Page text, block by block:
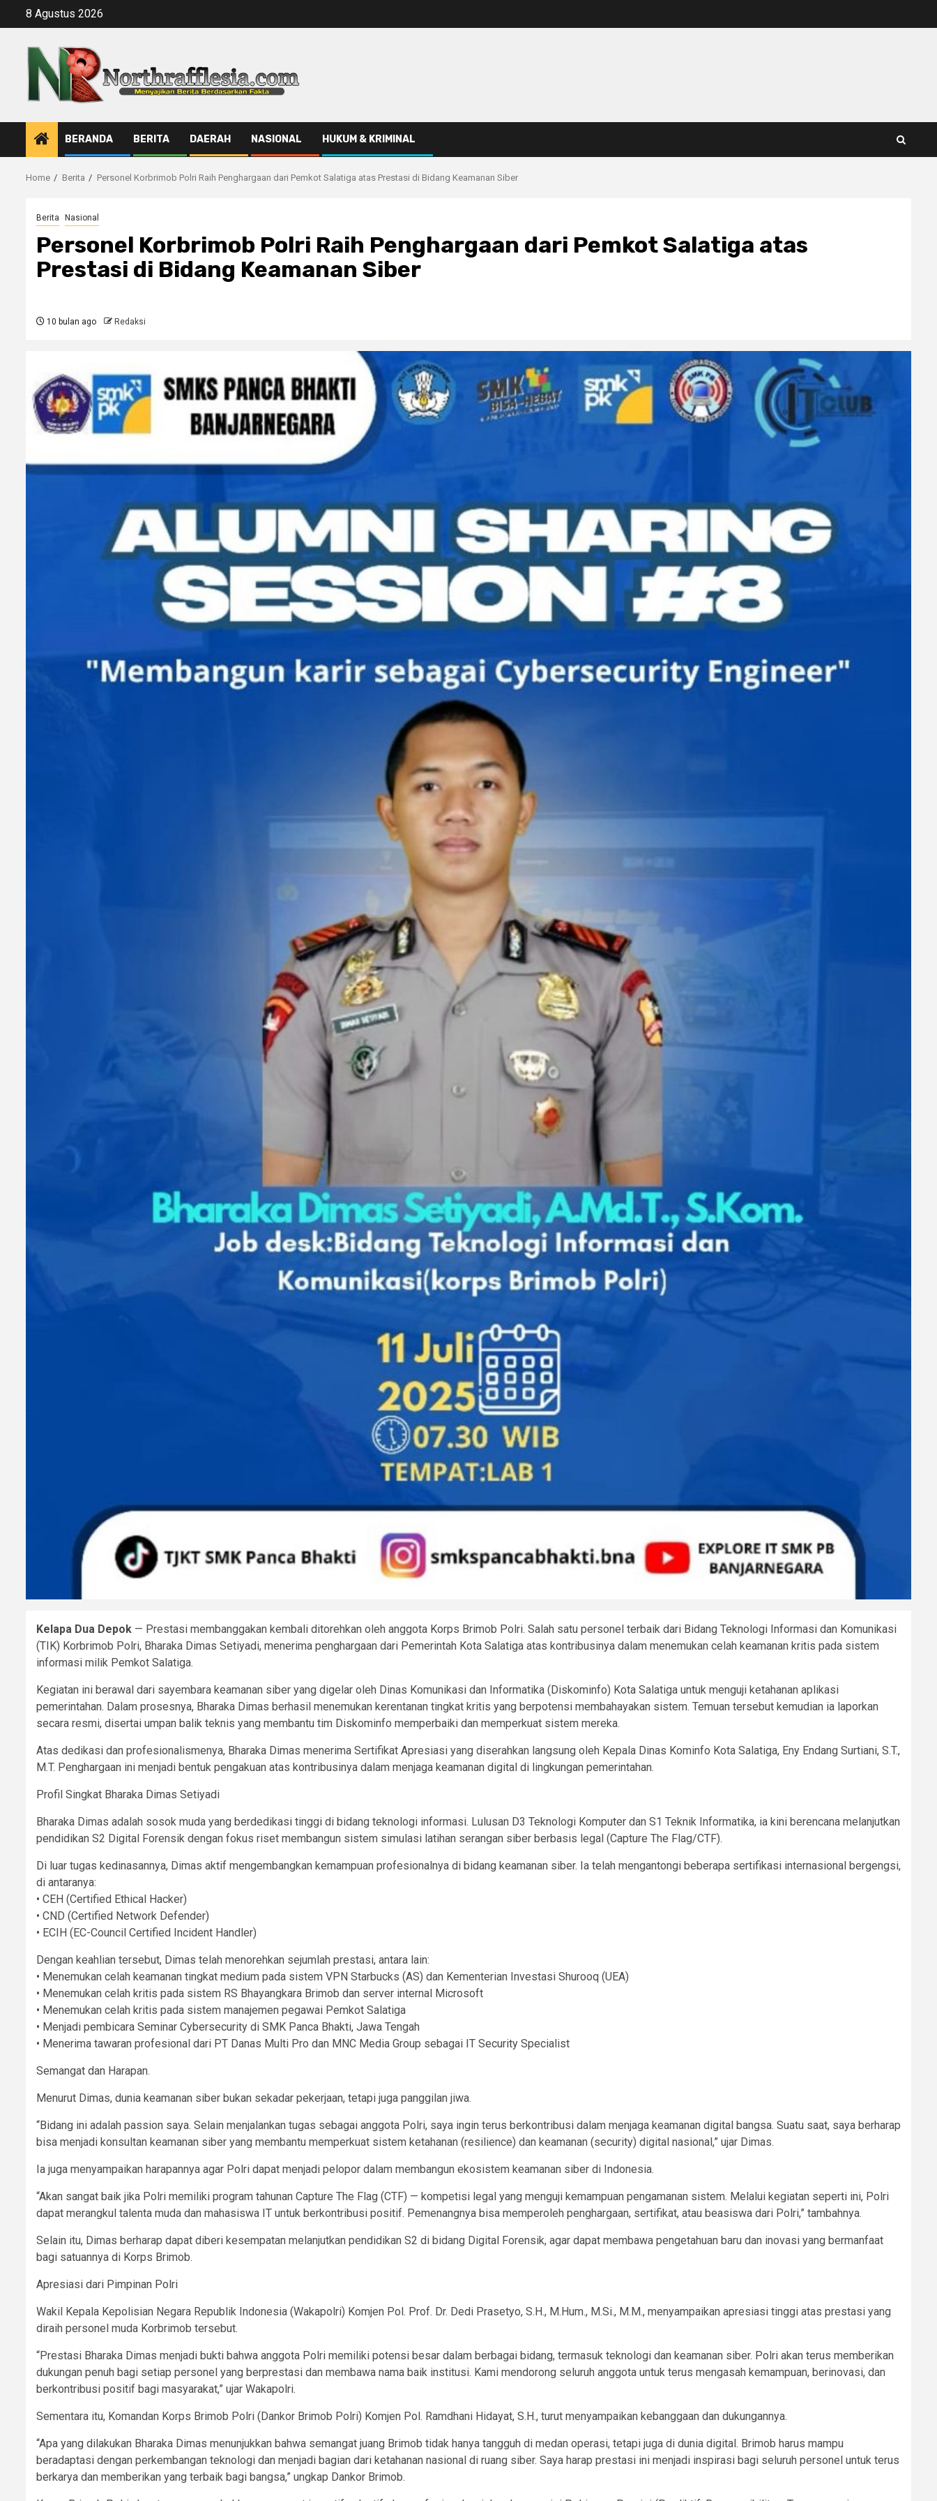
8 Agustus 2026
BERANDA BERITA DAERAH NASIONAL HUKUM & KRIMINAL
Home Berita Personel Korbrimob Polri Raih Penghargaan dari Pemkot Salatiga atas Prestasi di Bidang Keamanan Siber
Berita Nasional
Personel Korbrimob Polri Raih Penghargaan dari Pemkot Salatiga atas
Prestasi di Bidang Keamanan Siber
10 bulan ago Redaksi
Kelapa Dua Depok — Prestasi membanggakan kembali ditorehkan oleh anggota Korps Brimob Polri. Salah satu personel terbaik dari Bidang Teknologi Informasi dan Komunikasi
(TIK) Korbrimob Polri, Bharaka Dimas Setiyadi, menerima penghargaan dari Pemerintah Kota Salatiga atas kontribusinya dalam menemukan celah keamanan kritis pada sistem
informasi milik Pemkot Salatiga.
Kegiatan ini berawal dari sayembara keamanan siber yang digelar oleh Dinas Komunikasi dan Informatika (Diskominfo) Kota Salatiga untuk menguji ketahanan aplikasi
pemerintahan. Dalam prosesnya, Bharaka Dimas berhasil menemukan kerentanan tingkat kritis yang berpotensi membahayakan sistem. Temuan tersebut kemudian ia laporkan
secara resmi, disertai umpan balik teknis yang membantu tim Diskominfo memperbaiki dan memperkuat sistem mereka.
Atas dedikasi dan profesionalismenya, Bharaka Dimas menerima Sertifikat Apresiasi yang diserahkan langsung oleh Kepala Dinas Kominfo Kota Salatiga, Eny Endang Surtiani, S.T.,
M.T. Penghargaan ini menjadi bentuk pengakuan atas kontribusinya dalam menjaga keamanan digital di lingkungan pemerintahan.
Profil Singkat Bharaka Dimas Setiyadi
Bharaka Dimas adalah sosok muda yang berdedikasi tinggi di bidang teknologi informasi. Lulusan D3 Teknologi Komputer dan S1 Teknik Informatika, ia kini berencana melanjutkan
pendidikan S2 Digital Forensik dengan fokus riset membangun sistem simulasi latihan serangan siber berbasis legal (Capture The Flag/CTF).
Di luar tugas kedinasannya, Dimas aktif mengembangkan kemampuan profesionalnya di bidang keamanan siber. Ia telah mengantongi beberapa sertifikasi internasional bergengsi,
di antaranya:
• CEH (Certified Ethical Hacker)
• CND (Certified Network Defender)
• ECIH (EC-Council Certified Incident Handler)
Dengan keahlian tersebut, Dimas telah menorehkan sejumlah prestasi, antara lain:
• Menemukan celah keamanan tingkat medium pada sistem VPN Starbucks (AS) dan Kementerian Investasi Shurooq (UEA)
• Menemukan celah kritis pada sistem RS Bhayangkara Brimob dan server internal Microsoft
• Menemukan celah kritis pada sistem manajemen pegawai Pemkot Salatiga
• Menjadi pembicara Seminar Cybersecurity di SMK Panca Bhakti, Jawa Tengah
• Menerima tawaran profesional dari PT Danas Multi Pro dan MNC Media Group sebagai IT Security Specialist
Semangat dan Harapan.
Menurut Dimas, dunia keamanan siber bukan sekadar pekerjaan, tetapi juga panggilan jiwa.
“Bidang ini adalah passion saya. Selain menjalankan tugas sebagai anggota Polri, saya ingin terus berkontribusi dalam menjaga keamanan digital bangsa. Suatu saat, saya berharap
bisa menjadi konsultan keamanan siber yang membantu memperkuat sistem ketahanan (resilience) dan keamanan (security) digital nasional,” ujar Dimas.
Ia juga menyampaikan harapannya agar Polri dapat menjadi pelopor dalam membangun ekosistem keamanan siber di Indonesia.
“Akan sangat baik jika Polri memiliki program tahunan Capture The Flag (CTF) — kompetisi legal yang menguji kemampuan pengamanan sistem. Melalui kegiatan seperti ini, Polri
dapat merangkul talenta muda dan mahasiswa IT untuk berkontribusi positif. Pemenangnya bisa memperoleh penghargaan, sertifikat, atau beasiswa dari Polri,” tambahnya.
Selain itu, Dimas berharap dapat diberi kesempatan melanjutkan pendidikan S2 di bidang Digital Forensik, agar dapat membawa pengetahuan baru dan inovasi yang bermanfaat
bagi satuannya di Korps Brimob.
Apresiasi dari Pimpinan Polri
Wakil Kepala Kepolisian Negara Republik Indonesia (Wakapolri) Komjen Pol. Prof. Dr. Dedi Prasetyo, S.H., M.Hum., M.Si., M.M., menyampaikan apresiasi tinggi atas prestasi yang
diraih personel muda Korbrimob tersebut.
“Prestasi Bharaka Dimas menjadi bukti bahwa anggota Polri memiliki potensi besar dalam berbagai bidang, termasuk teknologi dan keamanan siber. Polri akan terus memberikan
dukungan penuh bagi setiap personel yang berprestasi dan membawa nama baik institusi. Kami mendorong seluruh anggota untuk terus mengasah kemampuan, berinovasi, dan
berkontribusi positif bagi masyarakat,” ujar Wakapolri.
Sementara itu, Komandan Korps Brimob Polri (Dankor Brimob Polri) Komjen Pol. Ramdhani Hidayat, S.H., turut menyampaikan kebanggaan dan dukungannya.
“Apa yang dilakukan Bharaka Dimas menunjukkan bahwa semangat juang Brimob tidak hanya tangguh di medan operasi, tetapi juga di dunia digital. Brimob harus mampu
beradaptasi dengan perkembangan teknologi dan menjadi bagian dari ketahanan nasional di ruang siber. Saya harap prestasi ini menjadi inspirasi bagi seluruh personel untuk terus
berkarya dan memberikan yang terbaik bagi bangsa,” ungkap Dankor Brimob.